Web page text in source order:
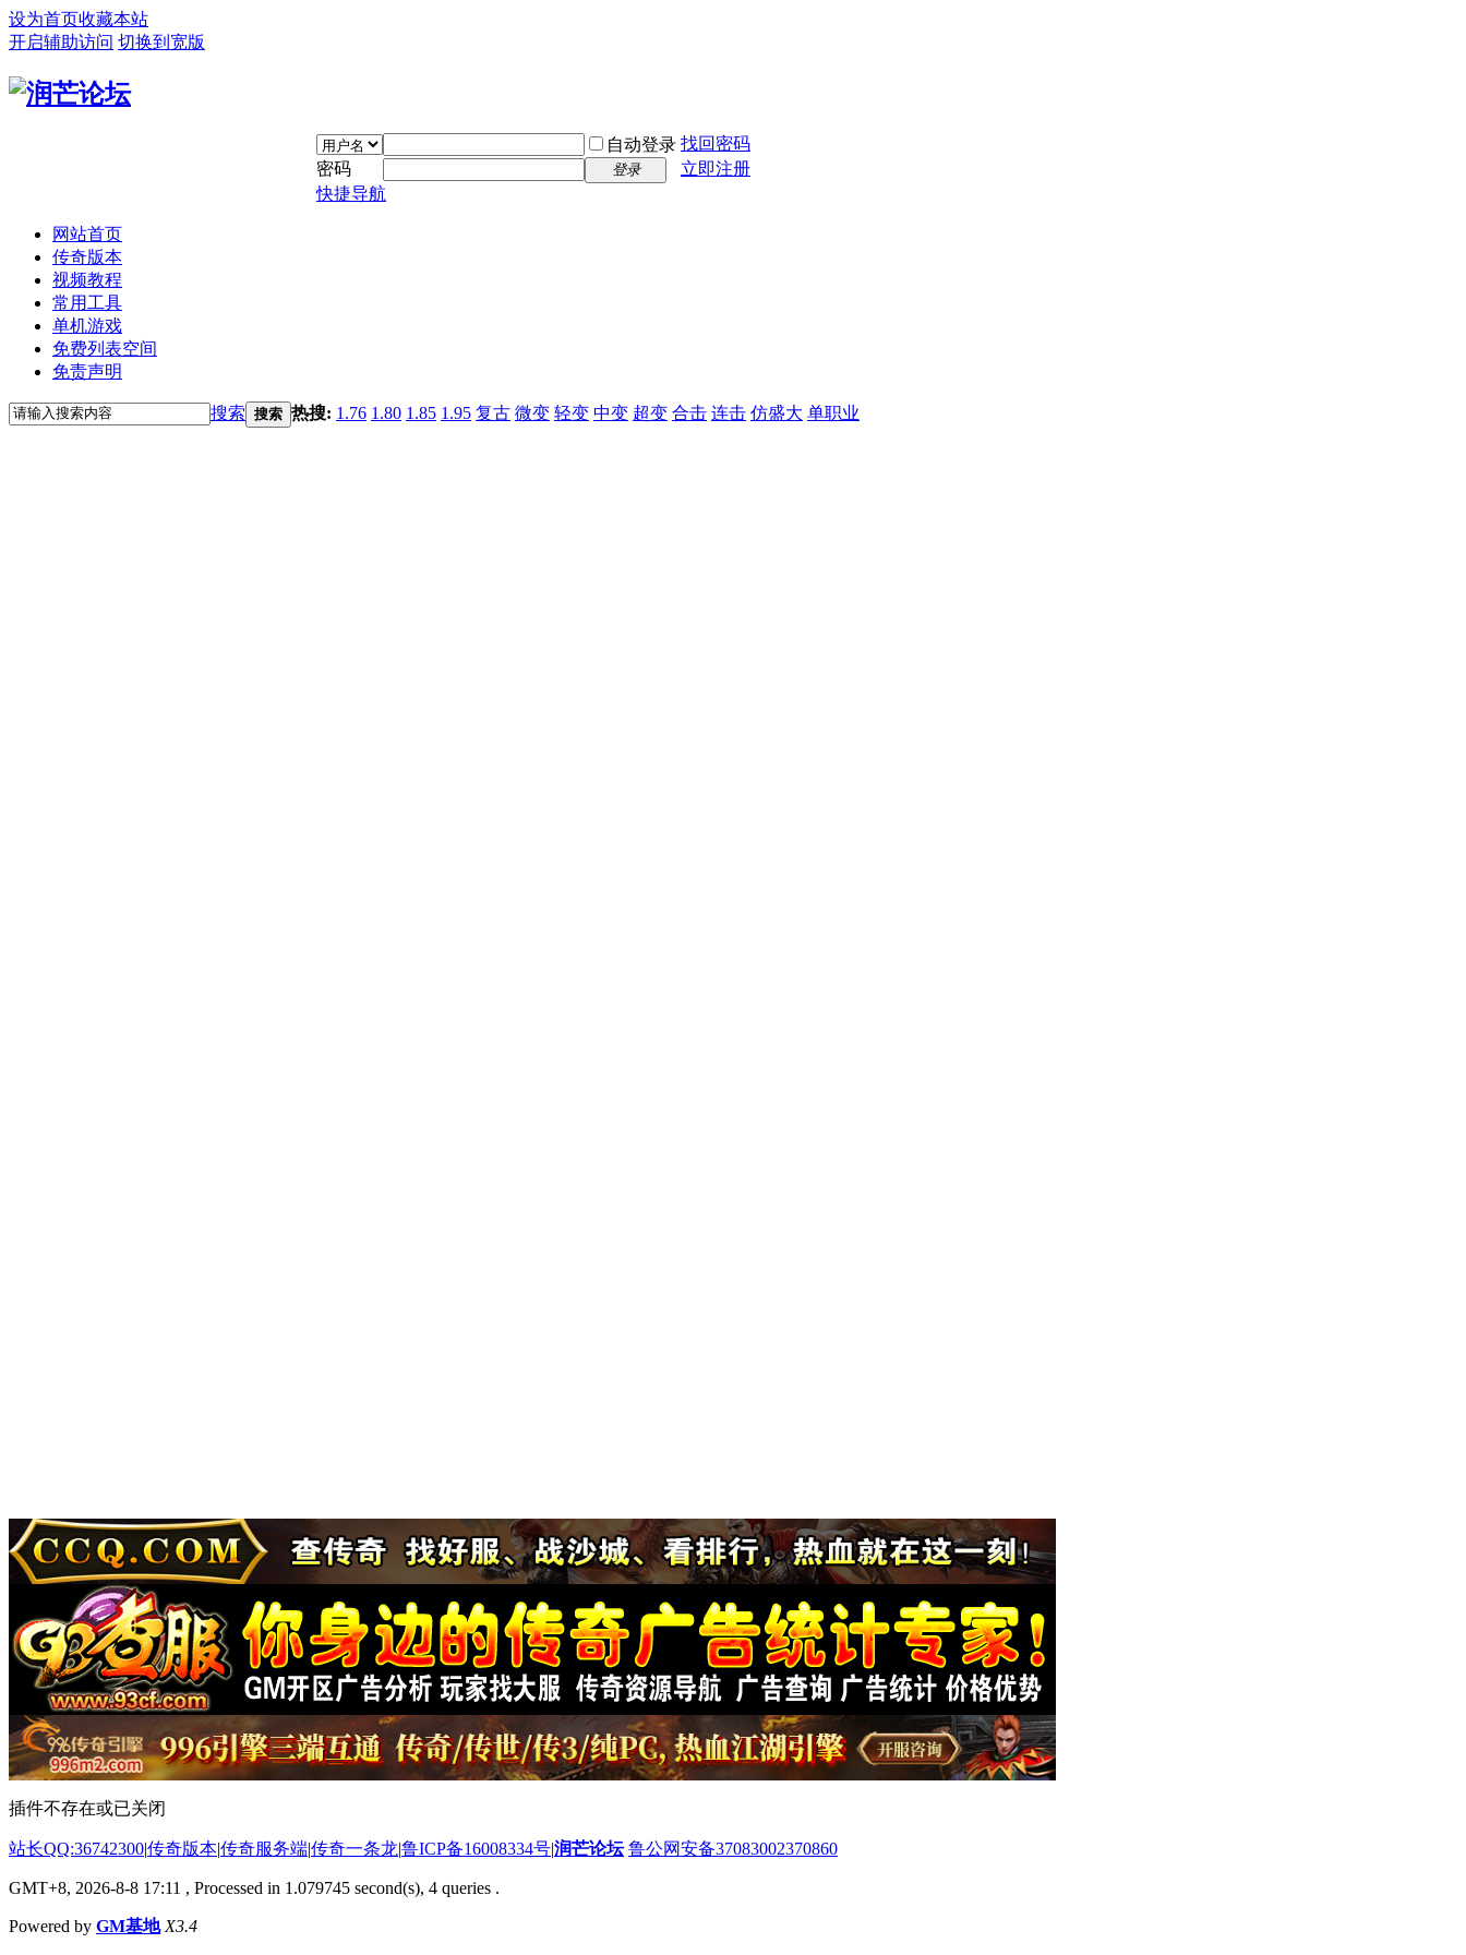
设为首页收藏本站
开启辅助访问 切换到宽版
自动登录 找回密码
密码
登录
立即注册
快捷导航
网站首页
传奇版本
视频教程
常用工具
单机游戏
免费列表空间
免责声明
搜索 搜索 热搜: 1.76 1.80 1.85 1.95 复古 微变 轻变 中变 超变 合击 连击 仿盛大 单职业
插件不存在或已关闭
站长QQ:36742300|传奇版本|传奇服务端|传奇一条龙|鲁ICP备16008334号|润芒论坛 鲁公网安备37083002370860
GMT+8, 2026-8-8 17:11 , Processed in 1.079745 second(s), 4 queries .
Powered by GM基地 X3.4